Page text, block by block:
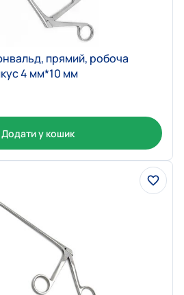
прямий, робоча
4 мм*10 мм
Додати у кошик